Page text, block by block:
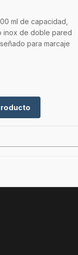
ml de capacidad,
inox de doble pared
para marcaje